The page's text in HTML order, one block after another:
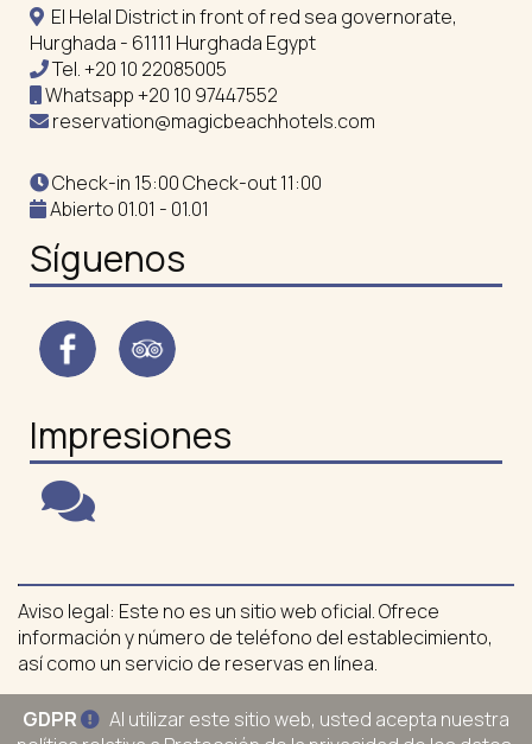
El Helal District in front of red sea governorate,
Hurghada - 61111 Hurghada Egypt
Tel.+20 10 22085005
Whatsapp+20 10 97447552
reservation@magicbeachhotels.com
Check-in 15:00 Check-out 11:00
Abierto 01.01 - 01.01
Síguenos
Impresiones
Aviso legal: Este no es un sitio web oficial. Ofrece
información y número de teléfono del establecimiento,
así como un servicio de reservas en línea.
GDPR
Al utilizar este sitio web, usted acepta nuestra